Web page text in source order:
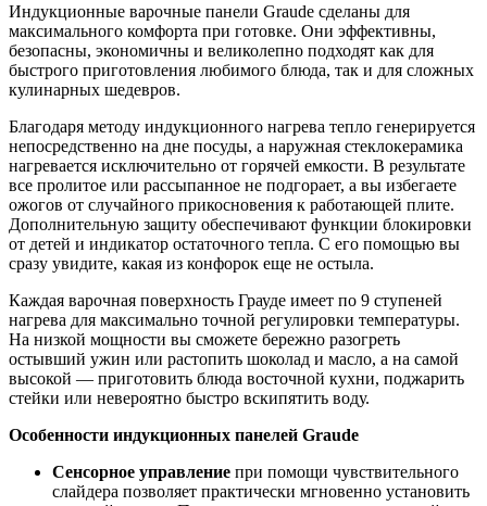
Индукционные варочные панели Graude сделаны для
максимального комфорта при готовке. Они эффективны,
безопасны, экономичны и великолепно подходят как для
быстрого приготовления любимого блюда, так и для сложных
кулинарных шедевров.
Благодаря методу индукционного нагрева тепло генерируется
непосредственно на дне посуды, а наружная стеклокерамика
нагревается исключительно от горячей емкости. В результате
все пролитое или рассыпанное не подгорает, а вы избегаете
ожогов от случайного прикосновения к работающей плите.
Дополнительную защиту обеспечивают функции блокировки
от детей и индикатор остаточного тепла. С его помощью вы
сразу увидите, какая из конфорок еще не остыла.
Каждая варочная поверхность Грауде имеет по 9 ступеней
нагрева для максимально точной регулировки температуры.
На низкой мощности вы сможете бережно разогреть
остывший ужин или растопить шоколад и масло, а на самой
высокой — приготовить блюда восточной кухни, поджарить
стейки или невероятно быстро вскипятить воду.
Особенности индукционных панелей Graude
Сенсорное управление при помощи чувствительного
слайдера позволяет практически мгновенно установить